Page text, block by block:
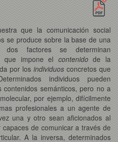
que la comunicación social
se produce sobre la base de una
dos factores se determinan
que impone el contenidode la
por los individuos concretos que
individuos pueden
semánticos, pero no a
por ejemplo, difícilmente
profesionales a un agente de
una y otro sean aficionados al
de comunicar a través de
A la inversa, determinados